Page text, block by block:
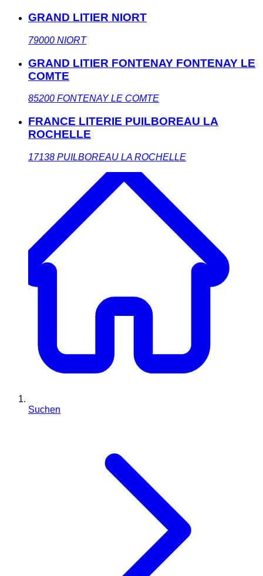
GRAND LITIER NIORT
79000 NIORT
GRAND LITIER FONTENAY FONTENAY LE
COMTE
85200 FONTENAY LE COMTE
FRANCE LITERIE PUILBOREAU LA
ROCHELLE
17138 PUILBOREAU LA ROCHELLE
Suchen